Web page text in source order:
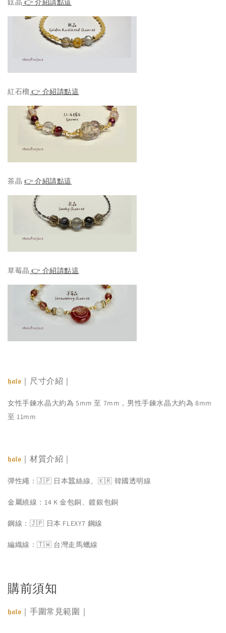
紅石榴 👉 介紹請點這
茶晶 👉 介紹請點這
草莓晶 👉 介紹請點這
𝖍𝖆𝖑𝖔 ｜尺寸介紹｜
女性手鍊水晶大約為 5mm 至 7mm，男性手鍊水晶大約為 8mm
至 11mm
𝖍𝖆𝖑𝖔 ｜材質介紹｜
彈性繩：🇯🇵 日本蠶絲線、🇰🇷 韓國透明線
金屬繞線：14 K 金包銅、鍍銀包銅
鋼線：🇯🇵 日本 FLEXY7 鋼線
編織線：🇹🇼 台灣走馬蠟線
購前須知
𝖍𝖆𝖑𝖔 ｜手圍常見範圍｜